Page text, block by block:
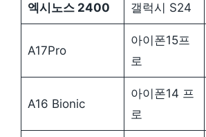
엑시노스 2400 갤럭시 S24
A17Pro
아이폰15프
로
A16 Bionic
아이폰14 프
로